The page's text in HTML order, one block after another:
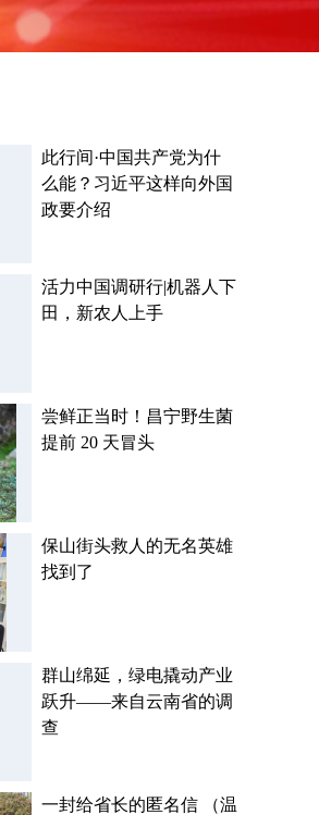
此行间·中国共产党为什
么能？习近平这样向外国
政要介绍
活力中国调研行|机器人下
田，新农人上手
尝鲜正当时！昌宁野生菌
提前 20 天冒头
保山街头救人的无名英雄
找到了
群山绵延，绿电撬动产业
跃升——来自云南省的调
查
一封给省长的匿名信 （温